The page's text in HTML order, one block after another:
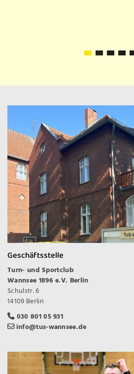
Geschäftsstelle
Turn- und Sportclub
Wannsee 1896 e.V. Berlin
Schulstr. 6
14109 Berlin
030 801 05 931
info@tus-wannsee.de